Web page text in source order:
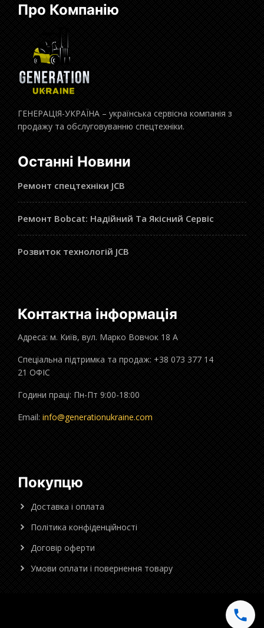
Про Компанію
ГЕНЕРАЦІЯ-УКРАЇНА – українська сервісна компанія з
продажу та обслуговуванню спецтехніки.
Останні Новини
Ремонт спецтехніки JCB
Ремонт Bobcat: Надійний Та Якісний Сервіс
Розвиток технологій JCB
Контактна інформація
Адреса: м. Київ, вул. Марко Вовчок 18 А
Спеціальна підтримка та продаж: +38 073 377 14
21 ОФІС
Години праці: Пн-Пт 9:00-18:00
Email: info@generationukraine.com
Покупцю
Доставка і оплата
Політика конфіденційності
Договір оферти
Умови оплати і повернення товару